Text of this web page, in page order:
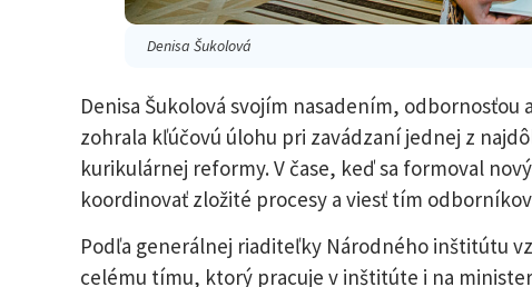
Denisa Šukolová
Denisa Šukolová svojím nasadením,
zohrala kľúčovú úlohu pri zavádzaní jednej z
kurikulárnej reformy. V čase, keď sa formoval
koordinovať zložité procesy a viesť tím
Podľa generálnej riaditeľky Národného inštitútu
celému tímu, ktorý pracuje v inštitúte i na